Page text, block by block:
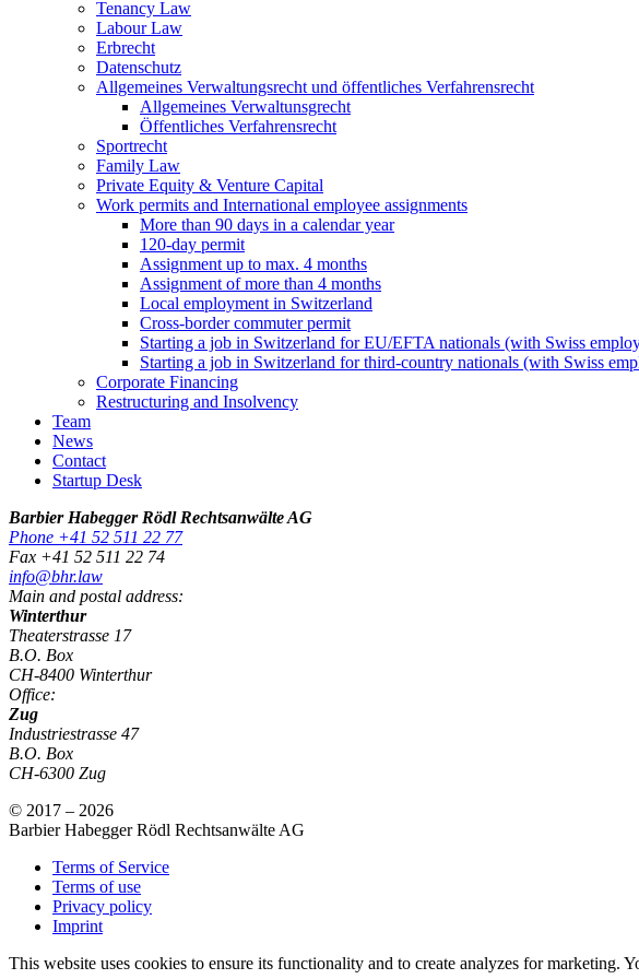
Tenancy Law
Labour Law
Erbrecht
Datenschutz
Allgemeines Verwaltungsrecht und öffentliches Verfahrensrecht
Allgemeines Verwaltunsgrecht
Öffentliches Verfahrensrecht
Sportrecht
Family Law
Private Equity & Venture Capital
Work permits and International employee assignments
More than 90 days in a calendar year
120-day permit
Assignment up to max. 4 months
Assignment of more than 4 months
Local employment in Switzerland
Cross-border commuter permit
Starting a job in Switzerland for EU/EFTA nationals (with Swiss
Starting a job in Switzerland for third-country nationals (with Swiss
Corporate Financing
Restructuring and Insolvency
Team
News
Contact
Startup Desk
Barbier Habegger Rödl Rechtsanwälte AG
Phone +41 52 511 22 77
Fax +41 52 511 22 74
info@bhr.law
Main and postal address:
Winterthur
Theaterstrasse 17
B.O. Box
CH-8400 Winterthur
Office:
Zug
Industriestrasse 47
B.O. Box
CH-6300 Zug
© 2017 – 2026
Barbier Habegger Rödl Rechtsanwälte AG
Terms of Service
Terms of use
Privacy policy
Imprint
This website uses cookies to ensure its functionality and to create analyzes for